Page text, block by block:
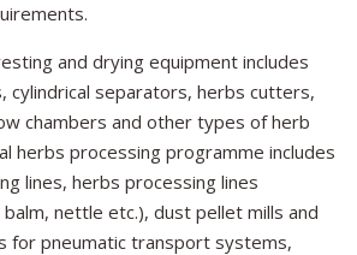
and drying equipment includes
cylindrical separators, herbs cutters,
chambers and other types of herb
herbs processing programme includes
lines, herbs processing lines
nettle etc.), dust pellet mills and
for pneumatic transport systems,